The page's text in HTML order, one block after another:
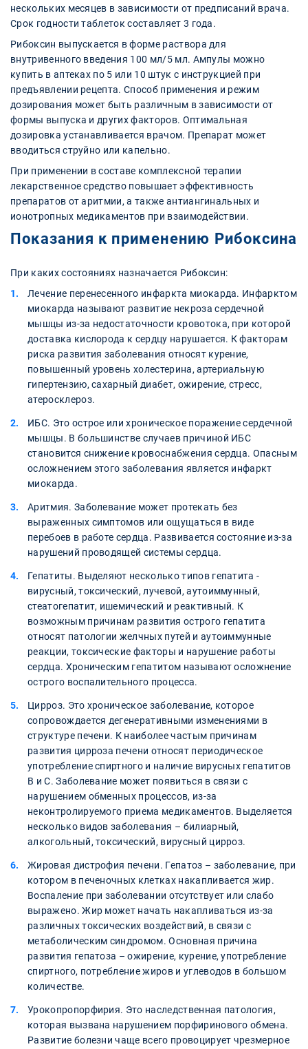
нескольких месяцев в зависимости от предписаний врача.
Срок годности таблеток составляет 3 года.
Рибоксин выпускается в форме раствора для
внутривенного введения 100 мл/5 мл. Ампулы можно
купить в аптеках по 5 или 10 штук с инструкцией при
предъявлении рецепта. Способ применения и режим
дозирования может быть различным в зависимости от
формы выпуска и других факторов. Оптимальная
дозировка устанавливается врачом. Препарат может
вводиться струйно или капельно.
При применении в составе комплексной терапии
лекарственное средство повышает эффективность
препаратов от аритмии, а также антиангинальных и
ионотропных медикаментов при взаимодействии.
Показания к применению Рибоксина
При каких состояниях назначается Рибоксин:
Лечение перенесенного инфаркта миокарда. Инфарктом
миокарда называют развитие некроза сердечной
мышцы из-за недостаточности кровотока, при которой
доставка кислорода к сердцу нарушается. К факторам
риска развития заболевания относят курение,
повышенный уровень холестерина, артериальную
гипертензию, сахарный диабет, ожирение, стресс,
атеросклероз.
ИБС. Это острое или хроническое поражение сердечной
мышцы. В большинстве случаев причиной ИБС
становится снижение кровоснабжения сердца. Опасным
осложнением этого заболевания является инфаркт
миокарда.
Аритмия. Заболевание может протекать без
выраженных симптомов или ощущаться в виде
перебоев в работе сердца. Развивается состояние из-за
нарушений проводящей системы сердца.
Гепатиты. Выделяют несколько типов гепатита -
вирусный, токсический, лучевой, аутоиммунный,
стеатогепатит, ишемический и реактивный. К
возможным причинам развития острого гепатита
относят патологии желчных путей и аутоиммунные
реакции, токсические факторы и нарушение работы
сердца. Хроническим гепатитом называют осложнение
острого воспалительного процесса.
Цирроз. Это хроническое заболевание, которое
сопровождается дегенеративными изменениями в
структуре печени. К наиболее частым причинам
развития цирроза печени относят периодическое
употребление спиртного и наличие вирусных гепатитов
В и С. Заболевание может появиться в связи с
нарушением обменных процессов, из-за
неконтролируемого приема медикаментов. Выделяется
несколько видов заболевания – билиарный,
алкогольный, токсический, вирусный цирроз.
Жировая дистрофия печени. Гепатоз – заболевание, при
котором в печеночных клетках накапливается жир.
Воспаление при заболевании отсутствует или слабо
выражено. Жир может начать накапливаться из-за
различных токсических воздействий, в связи с
метаболическим синдромом. Основная причина
развития гепатоза – ожирение, курение, употребление
спиртного, потребление жиров и углеводов в большом
количестве.
Урокопропорфирия. Это наследственная патология,
которая вызвана нарушением порфиринового обмена.
Развитие болезни чаще всего провоцирует чрезмерное